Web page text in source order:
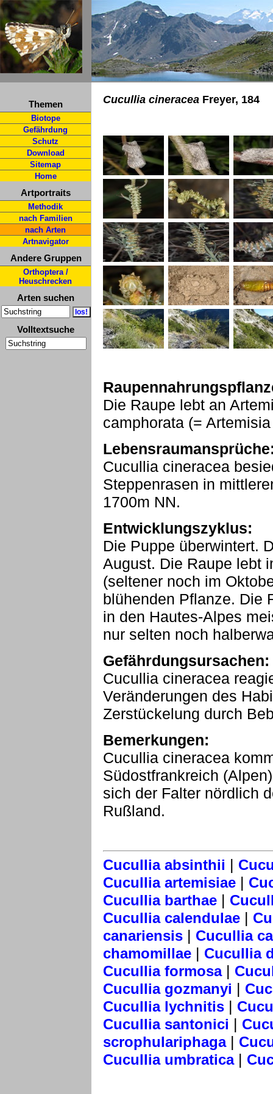
Themen
Biotope
Gefährdung
Schutz
Download
Sitemap
Home
Artportraits
Methodik
nach Familien
nach Arten
Artnavigator
Andere Gruppen
Orthoptera /
Heuschrecken
Arten suchen
Volltextsuche
Cucullia cineracea Freyer, 184
Die Raupe lebt an
camphorata (=
Cucullia cineracea
Steppenrasen in
1700m NN.
Entwicklungszyklus:
Die Puppe überwintert.
August. Die Raupe lebt
(seltener noch im
blühenden Pflanze. Die
in den Hautes-Alpes
nur selten noch
Gefährdungsursachen:
Cucullia cineracea
Veränderungen des
Zerstückelung durch
Bemerkungen:
Cucullia cineracea
Südostfrankreich
sich der Falter nördlich
Rußland.
Cucullia absinthii |
Cucullia artemisiae |
Cucullia barthae |
Cucullia calendulae |
canariensis | Cucullia
chamomillae | Cucullia
Cucullia formosa|
Cucullia gozmanyi |
Cucullia lychnitis |
Cucullia santonici |
scrophulariphaga|
Cucullia umbratica|